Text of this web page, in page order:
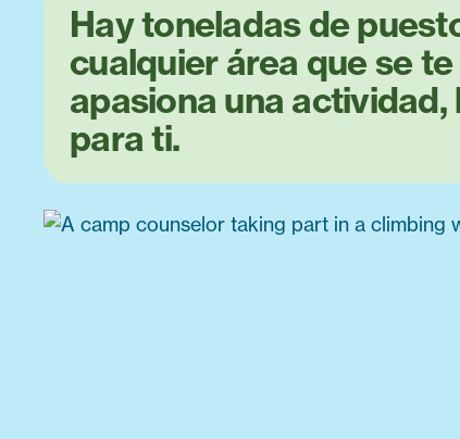
Hay toneladas de
cualquier área que se
apasiona una actividad,
para ti.